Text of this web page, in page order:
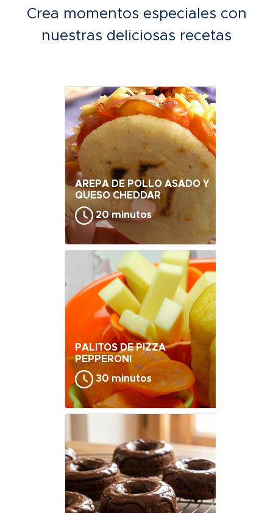
Crea momentos especiales con
nuestras deliciosas recetas
AREPA DE POLLO ASADO Y
QUESO CHEDDAR
20 minutos
PALITOS DE PIZZA
PEPPERONI
30 minutos